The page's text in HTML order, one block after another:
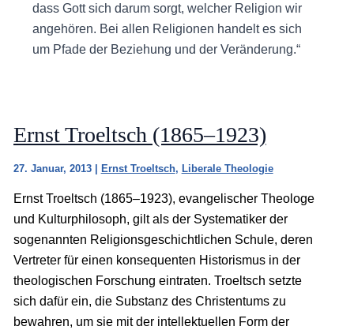
dass Gott sich darum sorgt, welcher Religion wir
angehören. Bei allen Religionen handelt es sich
um Pfade der Beziehung und der Veränderung.“
Ernst Troeltsch (1865–1923)
27. Januar, 2013 Ernst Troeltsch, Liberale Theologie
Ernst Troeltsch (1865–1923), evangelischer Theologe
und Kulturphilosoph, gilt als der Systematiker der
sogenannten Religionsgeschichtlichen Schule, deren
Vertreter für einen konsequenten Historismus in der
theologischen Forschung eintraten. Troeltsch setzte
sich dafür ein, die Substanz des Christentums zu
bewahren, um sie mit der intellektuellen Form der